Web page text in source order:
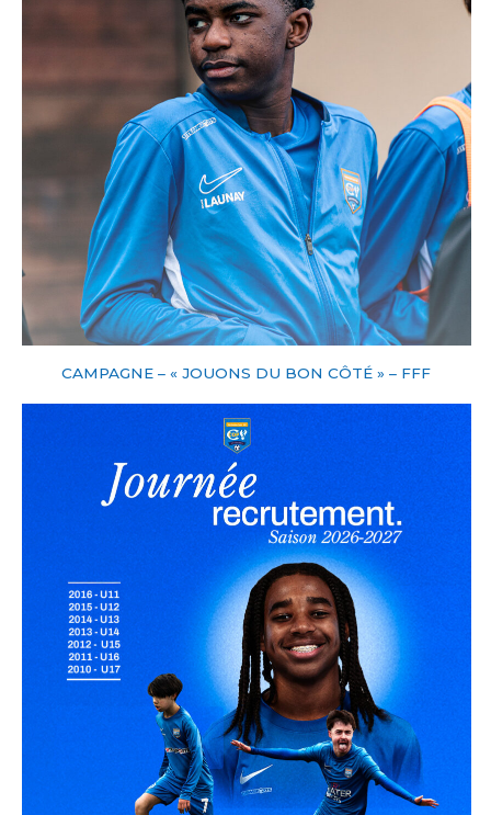
CAMPAGNE – « JOUONS DU BON CÔTÉ » – FFF